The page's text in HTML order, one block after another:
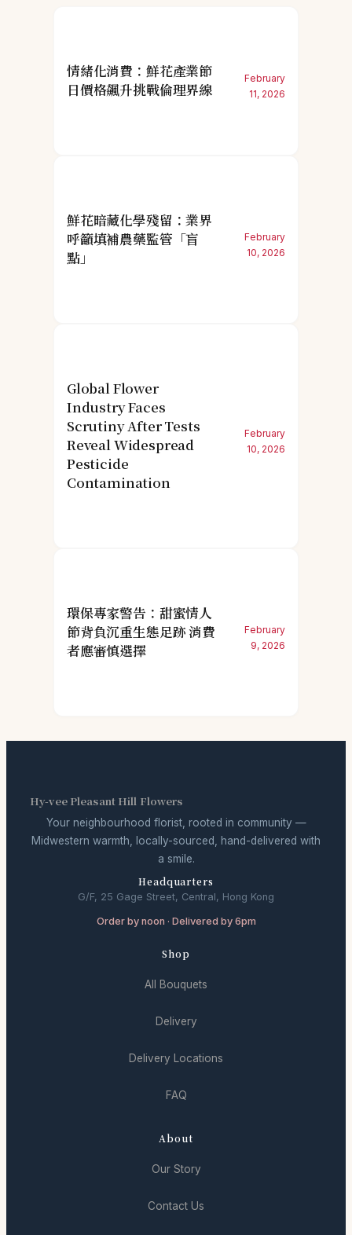
情緒化消費：鮮花產業節
日價格飆升挑戰倫理界線
February
11, 2026
鮮花暗藏化學殘留：業界
呼籲填補農藥監管「盲
點」
February
10, 2026
Global Flower
Industry Faces
Scrutiny After Tests
Reveal Widespread
Pesticide
Contamination
February
10, 2026
環保專家警告：甜蜜情人
節背負沉重生態足跡 消費
者應審慎選擇
February
9, 2026
Hy-vee Pleasant Hill Flowers
Your neighbourhood florist, rooted in community —
Midwestern warmth, locally-sourced, hand-delivered with
a smile.
Headquarters
G/F, 25 Gage Street, Central, Hong Kong
Order by noon · Delivered by 6pm
Shop
All Bouquets
Delivery
Delivery Locations
FAQ
About
Our Story
Contact Us